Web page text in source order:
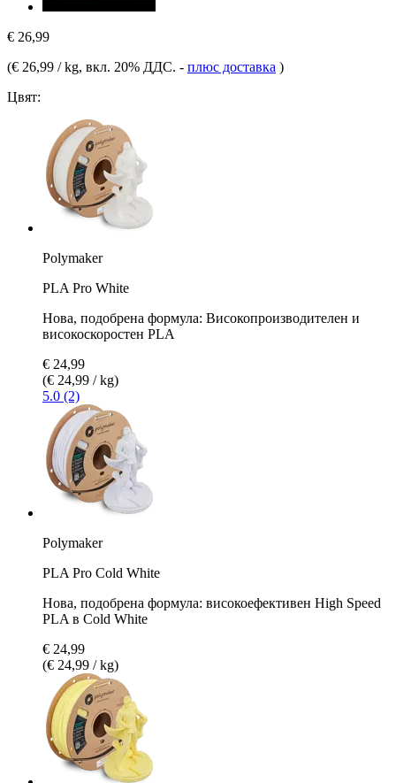
€ 26,99
(€ 26,99 / kg, вкл. 20% ДДС. - плюс доставка )
Цвят:
Polymaker
PLA Pro White
Нова, подобрена формула: Високопроизводителен и
високоскоростен PLA
€ 24,99
(€ 24,99 / kg)
5.0 (2)
Polymaker
PLA Pro Cold White
Нова, подобрена формула: високоефективен High Speed
PLA в Cold White
€ 24,99
(€ 24,99 / kg)